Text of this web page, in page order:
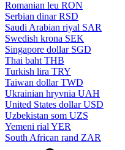
Romanian leu RON
Serbian dinar RSD
Saudi Arabian riyal SAR
Swedish krona SEK
Singapore dollar SGD
Thai baht THB
Turkish lira TRY
Taiwan dollar TWD
Ukrainian hryvnia UAH
United States dollar USD
Uzbekistan som UZS
Yemeni rial YER
South African rand ZAR